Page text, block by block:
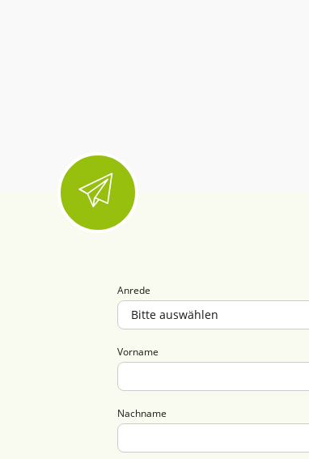
Anrede
Vorname
Nachname